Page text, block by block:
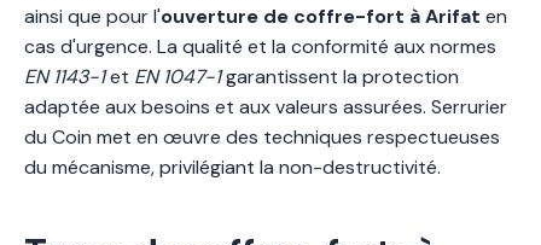
ainsi que pour l'ouverture de coffre-fort à Arifat en
cas d'urgence. La qualité et la conformité aux normes
EN 1143-1et EN 1047-1garantissent la protection
adaptée aux besoins et aux valeurs assurées. Serrurier
du Coin met en œuvre des techniques respectueuses
du mécanisme, privilégiant la non-destructivité.